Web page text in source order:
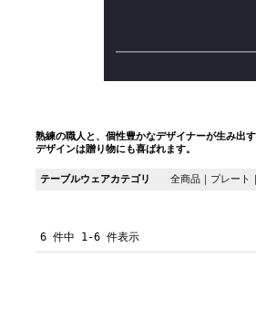
熟練の職人と、個性豊かなデザイナーが生み出
デザインは贈り物にも喜ばれます。
テーブルウェアカテゴリ 全商品 プレート
6 件中 1-6 件表示